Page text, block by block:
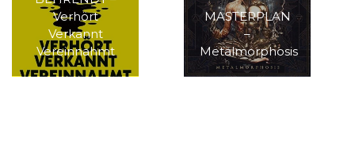
Verhört
Verkannt
Vereinnahmt
MASTERPLAN
–
Metalmorphosis